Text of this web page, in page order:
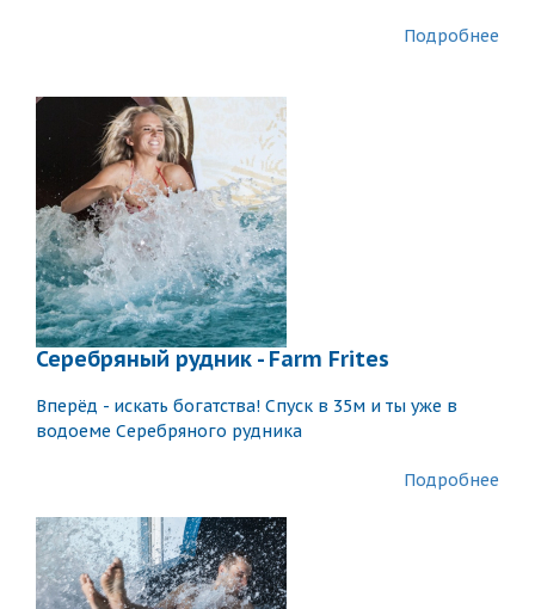
Подробнее
Серебряный рудник - Farm Frites
Вперёд - искать богатства! Спуск в 35м и ты уже в
водоеме Серебряного рудника
Подробнее